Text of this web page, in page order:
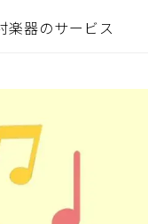
楽器のサービス